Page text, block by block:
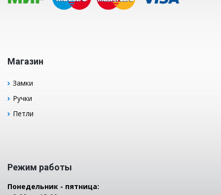
Магазин
Замки
Ручки
Петли
Режим работы
Понедельник - пятница: